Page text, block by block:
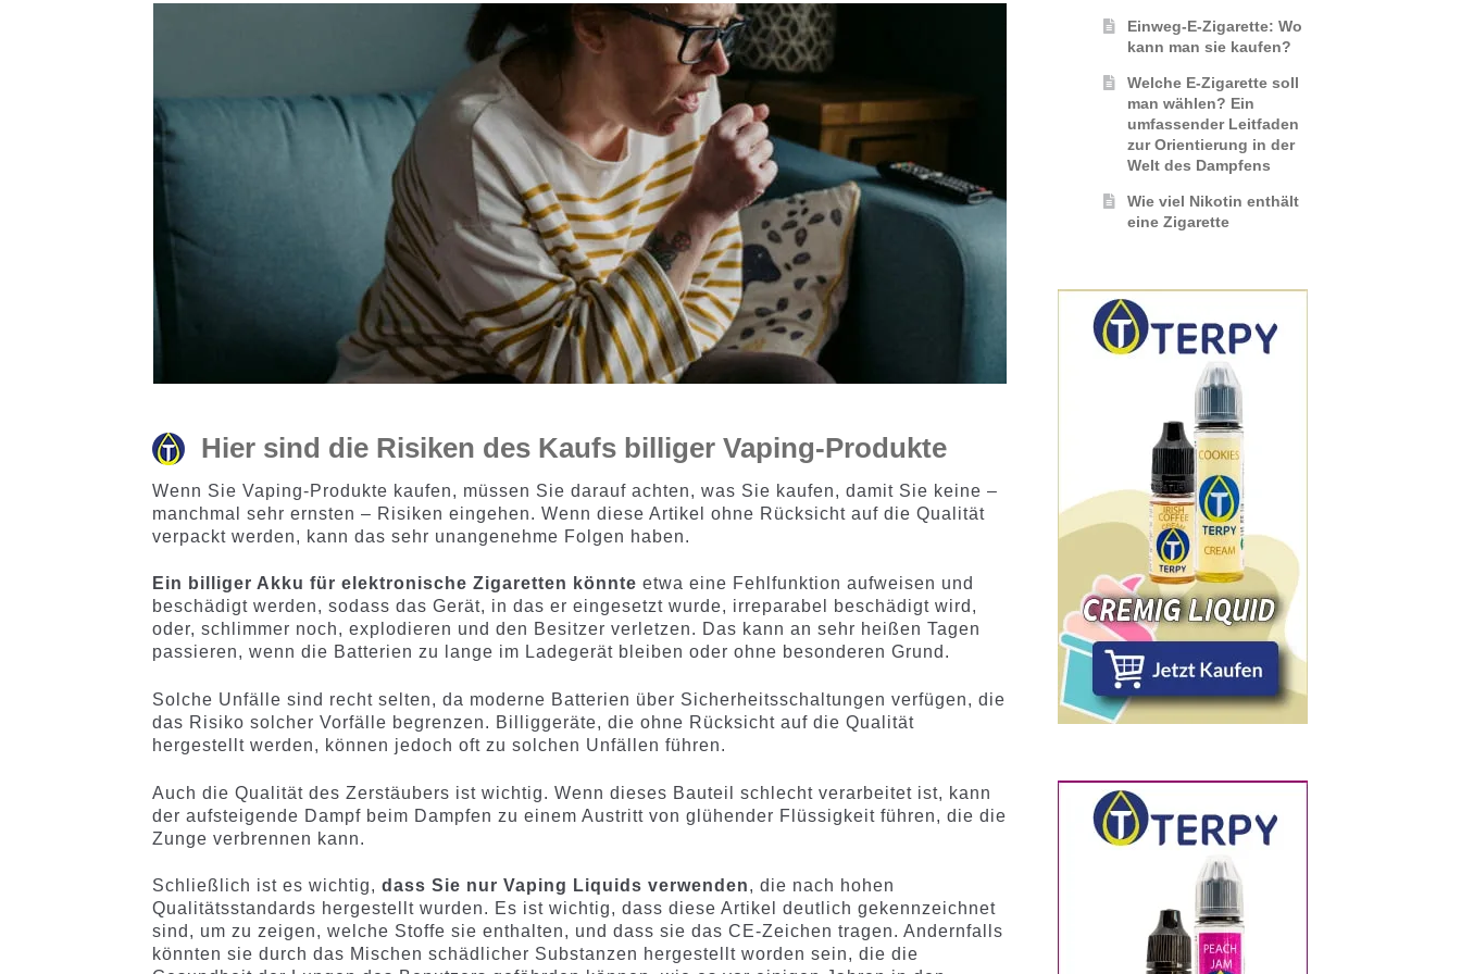
Hier sind die Risiken des Kaufs billiger Vaping-Produkte
Wenn Sie Vaping-Produkte kaufen, müssen Sie darauf achten, was Sie kaufen, damit Sie keine –
manchmal sehr ernsten – Risiken eingehen. Wenn diese Artikel ohne Rücksicht auf die Qualität
verpackt werden, kann das sehr unangenehme Folgen haben.
Ein billiger Akku für elektronische Zigaretten könnte etwa eine Fehlfunktion aufweisen und
beschädigt werden, sodass das Gerät, in das er eingesetzt wurde, irreparabel beschädigt wird,
oder, schlimmer noch, explodieren und den Besitzer verletzen. Das kann an sehr heißen Tagen
passieren, wenn die Batterien zu lange im Ladegerät bleiben oder ohne besonderen Grund.
Solche Unfälle sind recht selten, da moderne Batterien über Sicherheitsschaltungen verfügen, die
das Risiko solcher Vorfälle begrenzen. Billiggeräte, die ohne Rücksicht auf die Qualität
hergestellt werden, können jedoch oft zu solchen Unfällen führen.
Auch die Qualität des Zerstäubers ist wichtig. Wenn dieses Bauteil schlecht verarbeitet ist, kann
der aufsteigende Dampf beim Dampfen zu einem Austritt von glühender Flüssigkeit führen, die die
Zunge verbrennen kann.
Schließlich ist es wichtig,dass Sie nur Vaping Liquids verwenden, die nach hohen
Qualitätsstandards hergestellt wurden. Es ist wichtig, dass diese Artikel deutlich gekennzeichnet
sind, um zu zeigen, welche Stoffe sie enthalten, und dass sie das CE-Zeichen tragen. Andernfalls
könnten sie durch das Mischen schädlicher Substanzen hergestellt worden sein, die die
Einweg-E-Zigarette: Wo
kann man sie kaufen?
Welche E-Zigarette soll
man wählen? Ein
umfassender Leitfaden
zur Orientierung in der
Welt des Dampfens
Wie viel Nikotin enthält
eine Zigarette